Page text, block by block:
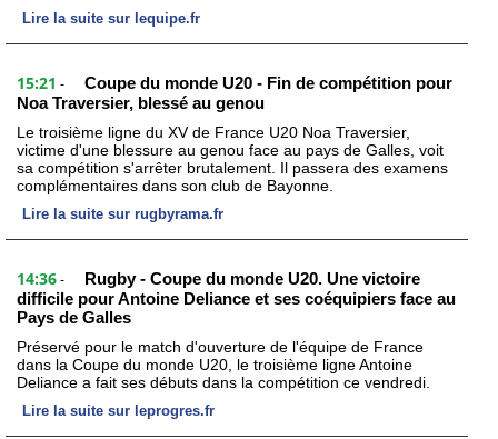
Lire la suite sur lequipe.fr
15:21 -
Coupe du monde U20 - Fin de compétition pour
Noa Traversier, blessé au genou
Le troisième ligne du XV de France U20 Noa Traversier,
victime d'une blessure au genou face au pays de Galles, voit
sa compétition s'arrêter brutalement. Il passera des examens
complémentaires dans son club de Bayonne.
Lire la suite sur rugbyrama.fr
14:36 -
Rugby - Coupe du monde U20. Une victoire
difficile pour Antoine Deliance et ses coéquipiers face au
Pays de Galles
Préservé pour le match d'ouverture de l'équipe de France
dans la Coupe du monde U20, le troisième ligne Antoine
Deliance a fait ses débuts dans la compétition ce vendredi.
Lire la suite sur leprogres.fr